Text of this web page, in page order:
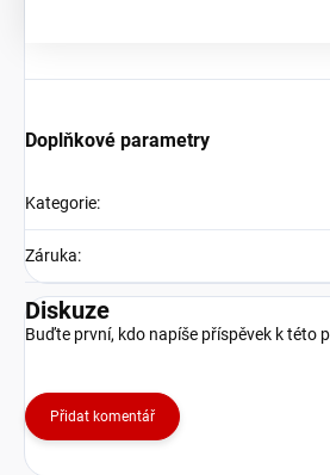
Doplňkové parametry
Kategorie:
Záruka:
Diskuze
Buďte první, kdo napíše příspěvek k této
Přidat komentář